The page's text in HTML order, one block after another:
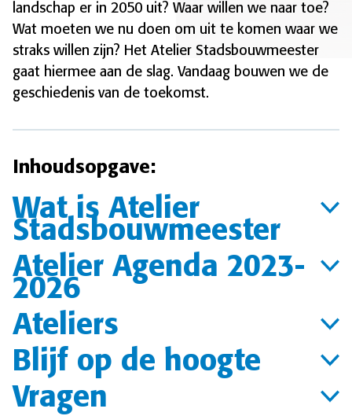
landschap er in 2050 uit? Waar willen we naar toe?
Wat moeten we nu doen om uit te komen waar we
straks willen zijn? Het Atelier Stadsbouwmeester
gaat hiermee aan de slag. Vandaag bouwen we de
geschiedenis van de toekomst.
Inhoudsopgave:
Wat is Atelier
Stadsbouwmeester
Atelier Agenda 2023-
2026
Ateliers
Blijf op de hoogte
Vragen